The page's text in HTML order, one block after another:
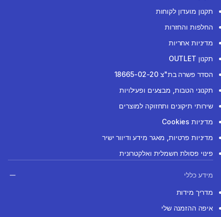
תקנון מועדון לקוחות
החלפות והחזרות
מדיניות אחריות
תקנון OUTLET
הסדר פשרה בת"צ 18665-02-20
תקנוני הטבות, מבצעים ופעילויות
שירותי תיקונים ותחזוקה למוצרים
מדיניות Cookies
מדיניות פרטיות, מאגר מידע ודיוור ישיר
פינוי פסולת חשמלית ואלקטרונית
מידע כללי
מדריך מידות
איפה ההזמנה שלי